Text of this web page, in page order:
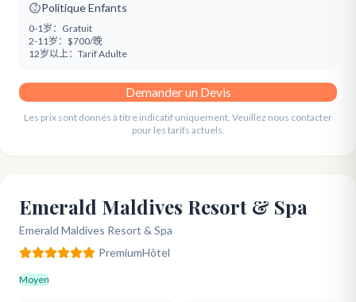
Politique Enfants
0-1岁： Gratuit
2-11岁： $700/晚
12岁以上： Tarif Adulte
Demander un Devis
Les prix sont donnés à titre indicatif uniquement. Veuillez nous contacter
pour les tarifs actuels.
Emerald Maldives Resort & Spa
Emerald Maldives Resort & Spa
PremiumHôtel
Moyen